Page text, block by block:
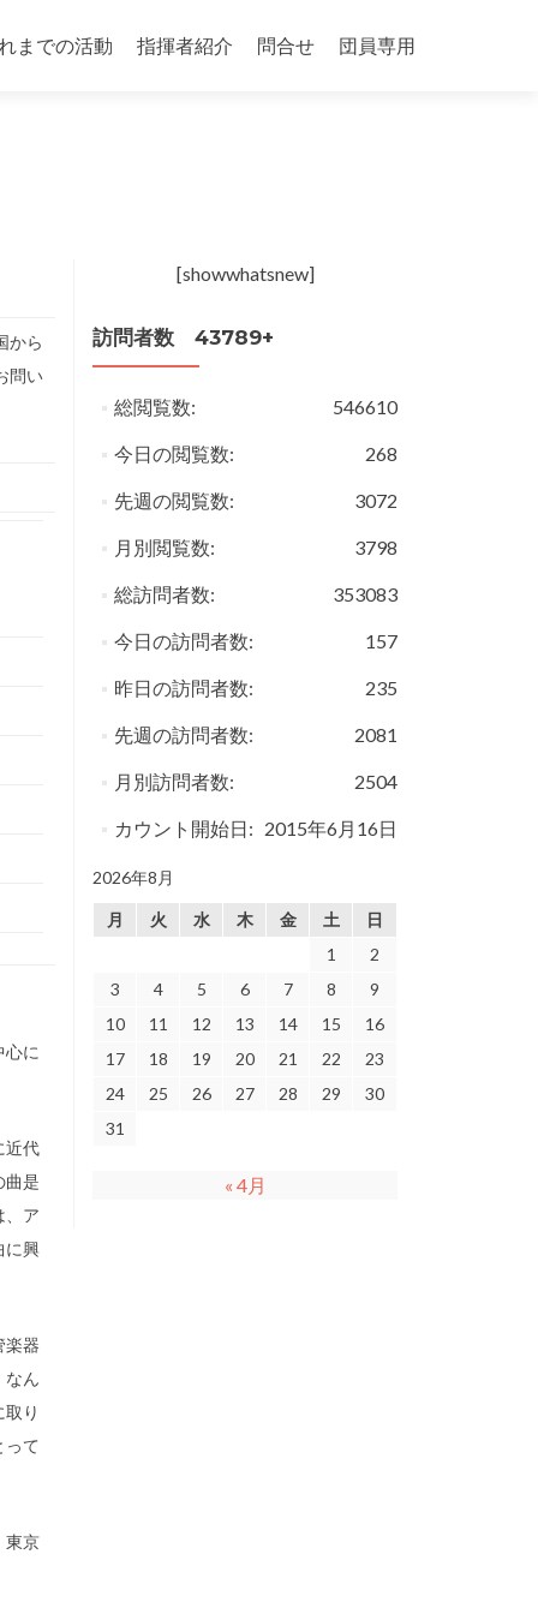
までの活動 指揮者紹介 問合せ 団員専用
から
問い
に
近代
曲是
、ア
に興
楽器
なん
り
て
東京
[showwhatsnew]
訪問者数 43789+
546610
総閲覧数:
268
今日の閲覧数:
3072
先週の閲覧数:
3798
月別閲覧数:
353083
総訪問者数:
157
今日の訪問者数:
235
昨日の訪問者数:
2081
先週の訪問者数:
2504
月別訪問者数:
2015年6月16日
カウント開始日:
2026年8月
月 火 水 木 金 土
日
1
2
3
4 5 6 7 8
9
10
11 12 13 14 15
16
17
18 19 20 21 22
23
24
25 26 27 28 29
30
31
« 4月